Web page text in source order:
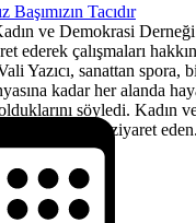
Başımızın Tacıdır
ve Demokrasi
ederek çalışmaları
Yazıcı, sanattan spora,
kadar her alanda
olduklarını söyledi. Kadın
Temsilciğini ziyaret